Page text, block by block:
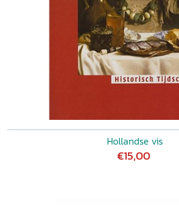
Hollandse vis
€15,00